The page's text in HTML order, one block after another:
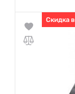
Скидка